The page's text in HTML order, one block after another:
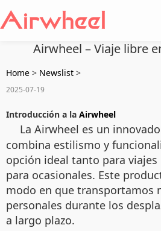
Airwheel – Viaje libre
Home > Newslist >
2025-07-19
Introducción a la Airwheel
La Airwheel es un
combina estilismo y
opción ideal tanto para
para ocasionales. Este
modo en que transportamos
personales durante los
a largo plazo.